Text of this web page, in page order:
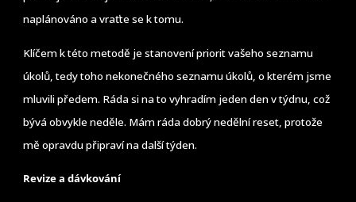
naplánováno a vraťte se k tomu.
Klíčem k této metodě je stanovení priorit vašeho seznamu
úkolů, tedy toho nekonečného seznamu úkolů, o kterém jsme
mluvili předem. Ráda si na to vyhradím jeden den v týdnu, což
bývá obvykle neděle. Mám ráda dobrý nedělní reset, protože
mě opravdu připraví na další týden.
Revize a dávkování